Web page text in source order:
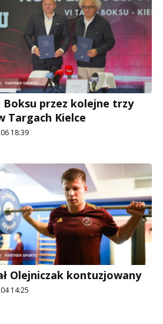
Boksu przez kolejne trzy
Targach Kielce
18:39
Olejniczak kontuzjowany
14:25